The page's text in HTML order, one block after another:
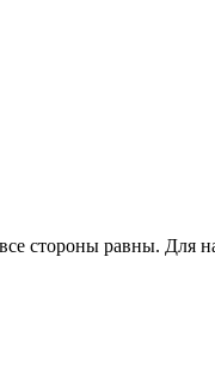
стороны равны. Для